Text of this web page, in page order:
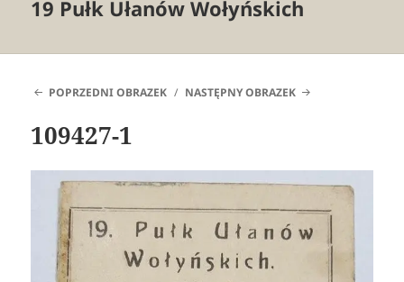
19 Pułk Ułanów Wołyńskich
POPRZEDNI OBRAZEK NASTĘPNY OBRAZEK
109427-1